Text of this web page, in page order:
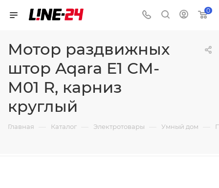
0
Мотор раздвижных
штор Aqara E1 CM-
M01 R, карниз
круглый
Главная — Каталог — Электротовары — Умный дом —